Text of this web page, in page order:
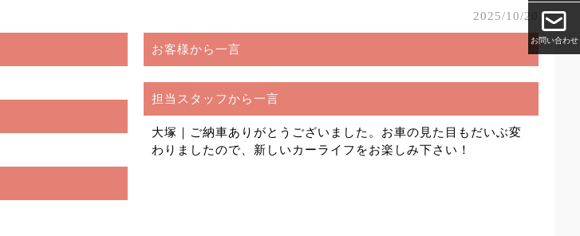
お問い合わせ
2025/10/20
お客様から一言
担当スタッフから一言
大塚｜ご納車ありがとうございました。お車の見た目もだいぶ変
わりましたので、新しいカーライフをお楽しみ下さい！